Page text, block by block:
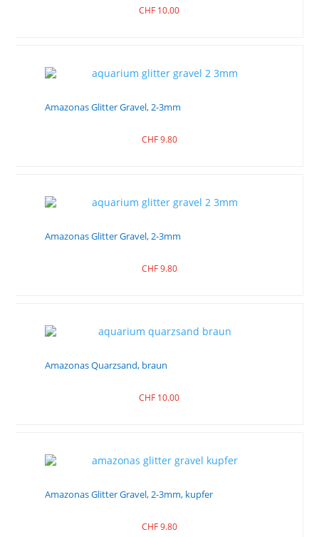
CHF 10.00
Amazonas Glitter Gravel, 2-3mm
CHF9.80
Amazonas Glitter Gravel, 2-3mm
CHF9.80
Amazonas Quarzsand, braun
CHF 10.00
Amazonas Glitter Gravel, 2-3mm, kupfer
CHF9.80